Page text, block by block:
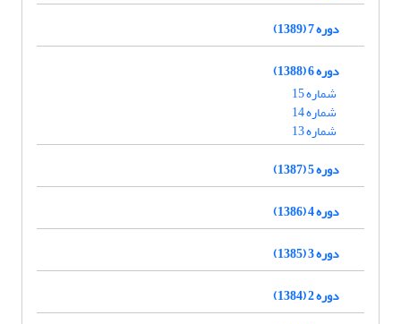
دوره 7 (1389)
دوره 6 (1388)
شماره 15
شماره 14
شماره 13
دوره 5 (1387)
دوره 4 (1386)
دوره 3 (1385)
دوره 2 (1384)